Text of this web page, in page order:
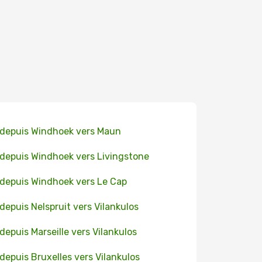
Windhoek vers Maun
Windhoek vers Livingstone
Windhoek vers Le Cap
Nelspruit vers Vilankulos
Marseille vers Vilankulos
Bruxelles vers Vilankulos